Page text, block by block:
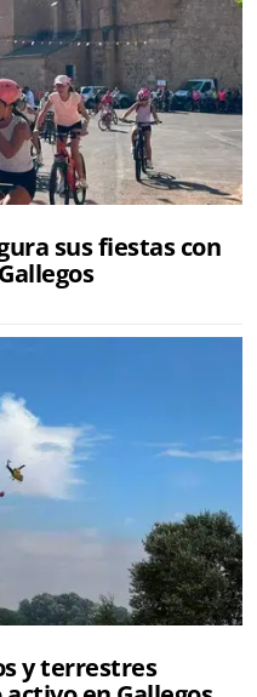
sus fiestas con
y terrestres